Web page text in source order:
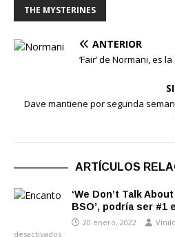
THE MYSTERINES
ANTERIOR
‘Fair’ de Normani, es
Dave mantiene por segunda
ARTÍCULOS
‘We Don’t Talk
BSO’, podría ser #1
20 enero, 2022
desactivados